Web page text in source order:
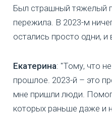
Был страшный тяжелый
пережила. В 2023-м
остались просто одни, и
Екатерина: "Тому, что
прошлое. 2023-й – это
мне пришли люди.
которых раньше даже и